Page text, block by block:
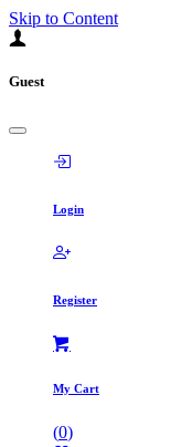
Skip to Content
Guest
Login
Register
My Cart
(0)